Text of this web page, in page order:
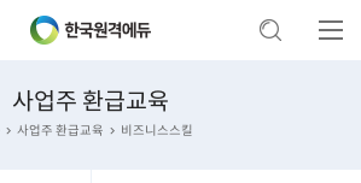
사업주 환급교육
사업주 환급교육 비즈니스스킬